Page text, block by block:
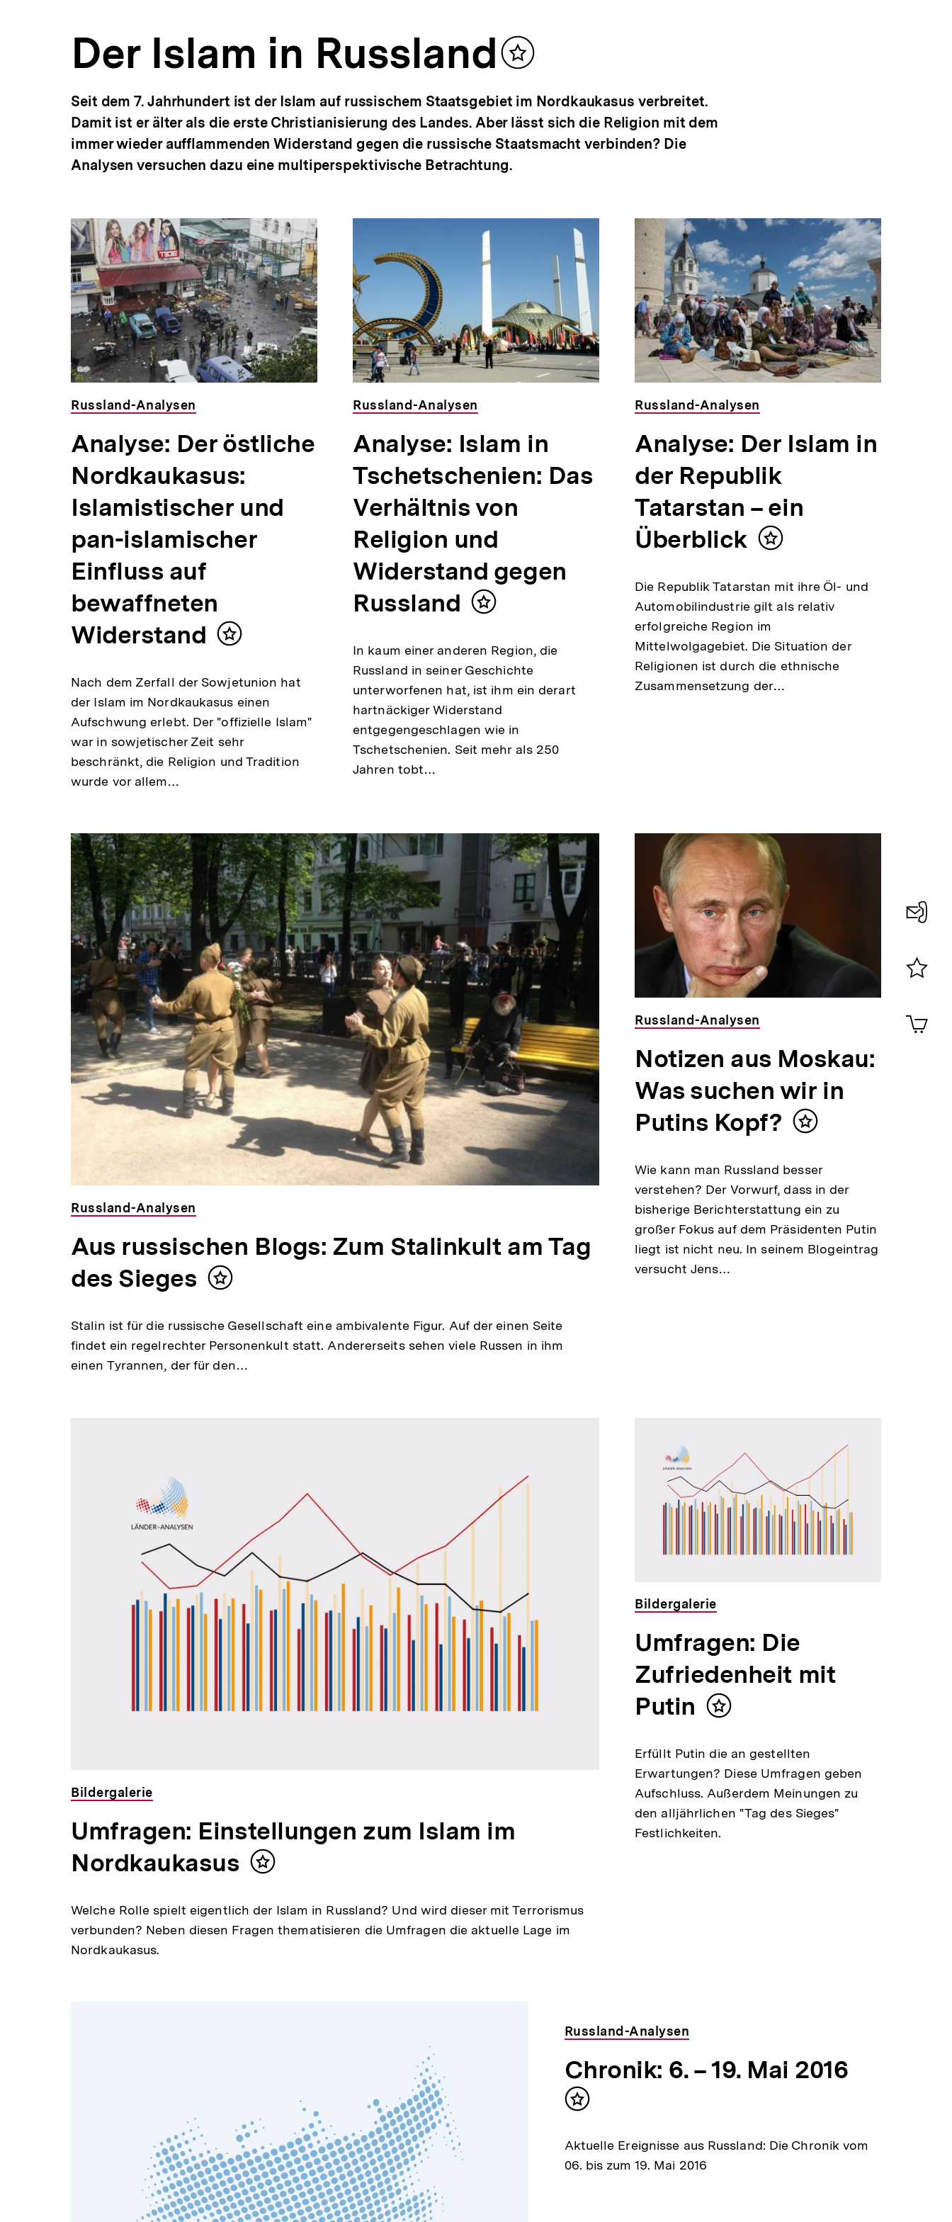
n
Der Islam in Russland
Inhalt
merken
Seit dem 7. Jahrhundert ist der Islam auf russischem Staatsgebiet im Nordkaukasus verbreitet.
Damit ist er älter als die erste Christianisierung des Landes. Aber lässt sich die Religion mit dem
immer wieder aufflammenden Widerstand gegen die russische Staatsmacht verbinden? Die
Analysen versuchen dazu eine multiperspektivische Betrachtung.
Russland-Analysen
Analyse: Der östliche
Nordkaukasus:
Islamistischer und
pan-islamischer
Einfluss auf
bewaffneten
Widerstand
Inhalt
Nach dem Zerfall der Sowjetunion hat
der Islam im Nordkaukasus einen
Aufschwung erlebt. Der "offizielle Islam"
war in sowjetischer Zeit sehr
beschränkt, die Religion und Tradition
wurde vor allem…
Russland-Analysen
Analyse: Islam in
Tschetschenien: Das
Verhältnis von
Religion und
Widerstand gegen
Russland
Inhalt
In kaum einer anderen Region, die
Russland in seiner Geschichte
unterworfenen hat, ist ihm ein derart
hartnäckiger Widerstand
entgegengeschlagen wie in
Tschetschenien. Seit mehr als 250
Jahren tobt…
Russland-Analysen
Analyse: Der Islam in
der Republik
Tatarstan – ein
Überblick
Inhalt
Die Republik Tatarstan mit ihre Öl- und
Automobilindustrie gilt als relativ
erfolgreiche Region im
Mittelwolgagebiet. Die Situation der
Religionen ist durch die ethnische
Zusammensetzung der…
Russland-Analysen
Aus russischen Blogs: Zum Stalinkult am Tag
des Sieges
Inhalt
Stalin ist für die russische Gesellschaft eine ambivalente Figur. Auf der einen Seite
findet ein regelrechter Personenkult statt. Andererseits sehen viele Russen in ihm
einen Tyrannen, der für den…
Russland-Analysen
Notizen aus Moskau:
Was suchen wir in
Putins Kopf?
Inhalt
Wie kann man Russland besser
verstehen? Der Vorwurf, dass in der
bisherige Berichterstattung ein zu
großer Fokus auf dem Präsidenten Putin
liegt ist nicht neu. In seinem Blogeintrag
versucht Jens…
Bildergalerie
Umfragen: Einstellungen zum Islam im
Nordkaukasus
Inhalt
Welche Rolle spielt eigentlich der Islam in Russland? Und wird dieser mit Terrorismus
verbunden? Neben diesen Fragen thematisieren die Umfragen die aktuelle Lage im
Nordkaukasus.
Bildergalerie
Umfragen: Die
Zufriedenheit mit
Putin
Inhalt
Erfüllt Putin die an gestellten
Erwartungen? Diese Umfragen geben
Aufschluss. Außerdem Meinungen zu
den alljährlichen "Tag des Sieges"
Festlichkeiten.
Russland-Analysen
Chronik: 6. – 19. Mai 2016
Inhalt
Aktuelle Ereignisse aus Russland: Die Chronik vom
06. bis zum 19. Mai 2016